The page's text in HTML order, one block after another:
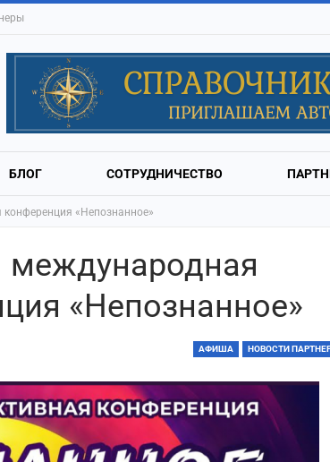
БЛОГ СОТРУДНИЧЕСТВО
«Непознанное»
международная
«Непознанное»
АФИША НОВОСТИ